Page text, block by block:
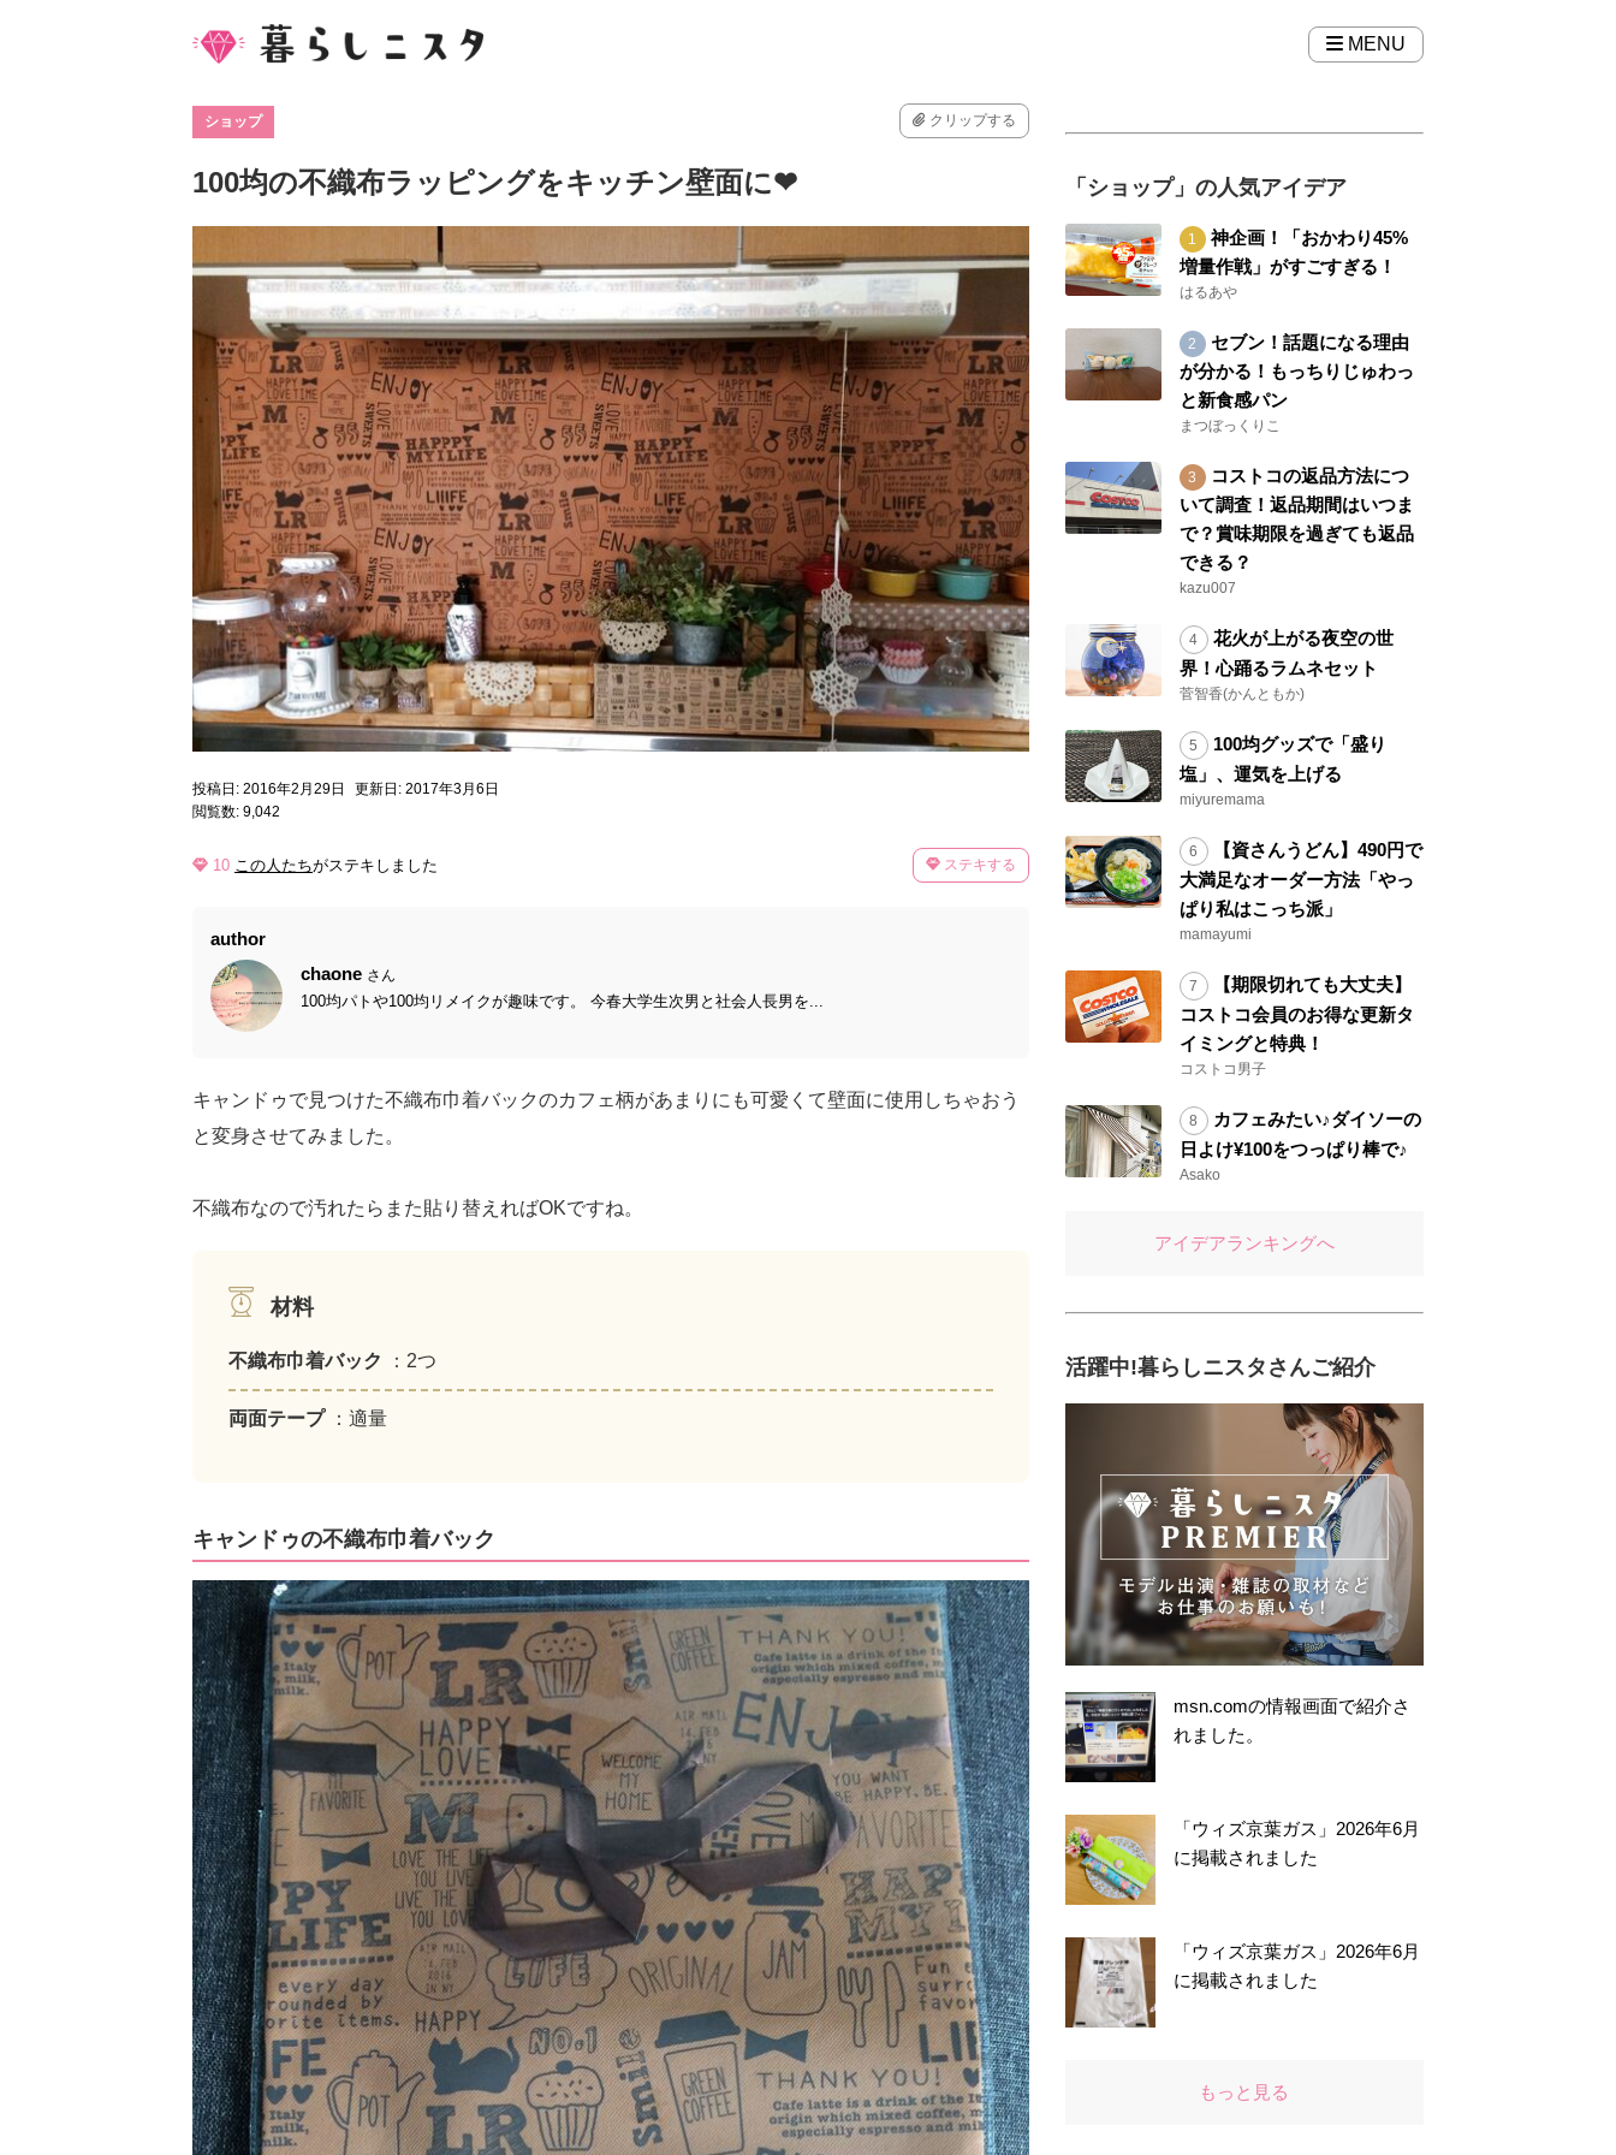
MENU
ショップ クリップする
100均の不織布ラッピングをキッチン壁面に❤︎
投稿日: 2016年2月29日
更新日: 2017年3月6日
閲覧数: 9,042
10 この人たちがステキしました ステキする
author
chaone さん
100均パトや100均リメイクが趣味です。 今春大学生次男と社会人長男を...
キャンドゥで見つけた不織布巾着バックのカフェ柄があまりにも可愛くて壁面に使用しちゃおう
と変身させてみました。
不織布なので汚れたらまた貼り替えればOKですね。
材料
不織布巾着バック ：2つ
両面テープ ：適量
キャンドゥの不織布巾着バック
「ショップ」の人気アイデア
神企画！「おかわり45%
増量作戦」がすごすぎる！
はるあや
セブン！話題になる理由
が分かる！もっちりじゅわっ
と新食感パン
まつぼっくりこ
コストコの返品方法につ
いて調査！返品期間はいつま
で？賞味期限を過ぎても返品
できる？
kazu007
花火が上がる夜空の世
界！心踊るラムネセット
菅智香(かんともか)
100均グッズで「盛り
塩」、運気を上げる
miyuremama
【資さんうどん】490円で
大満足なオーダー方法「やっ
ぱり私はこっち派」
mamayumi
【期限切れても大丈夫】
コストコ会員のお得な更新タ
イミングと特典！
コストコ男子
カフェみたい♪ダイソーの
日よけ¥100をつっぱり棒で♪
Asako
アイデアランキングへ
活躍中!暮らしニスタさんご紹介
msn.comの情報画面で紹介さ
れました。
「ウィズ京葉ガス」2026年6月
に掲載されました
「ウィズ京葉ガス」2026年6月
に掲載されました
もっと見る